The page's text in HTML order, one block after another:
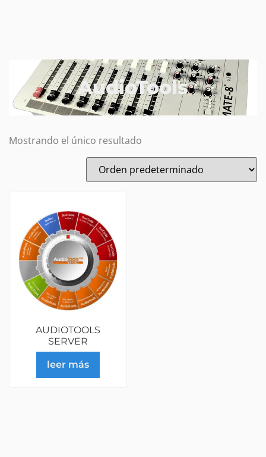
AudioTools
Mostrando el único resultado
AUDIOTOOLS
SERVER
leer más